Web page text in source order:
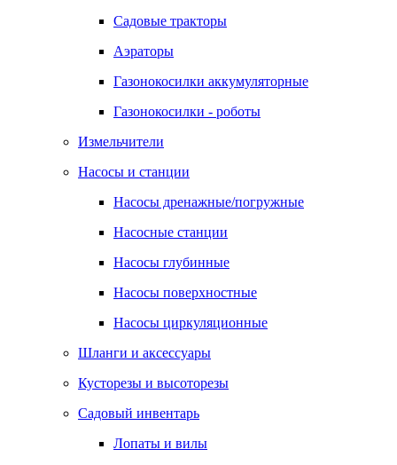
Садовые тракторы
Аэраторы
Газонокосилки аккумуляторные
Газонокосилки - роботы
Измельчители
Насосы и станции
Насосы дренажные/погружные
Насосные станции
Насосы глубинные
Насосы поверхностные
Насосы циркуляционные
Шланги и аксессуары
Кусторезы и высоторезы
Садовый инвентарь
Лопаты и вилы